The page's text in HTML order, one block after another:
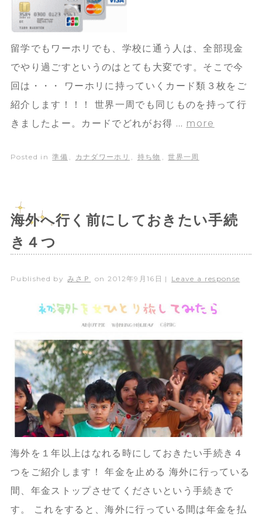
留学でもワーホリでも、学校に通う人は、全部現金
でやり過ごすというのはとても大変です。そこで今
回は・・・ ワーホリに持っていくカード類３枚をご
紹介します！！！ 世界一周でも同じものを持って行
きましたよー。カードでどれがお得 … more
Posted in 準備 カナダワーホリ 持ち物 世界一周
海外へ行く前にしておきたい手続
き４つ
Published by みさＰ on 2012年9月16日 | Leave a response
海外を１年以上はなれる時にしておきたい手続き４
つをご紹介します！ 年金を止める 海外に行っている
間、年金ストップさせてくださいという手続きで
す。 これをすると、海外に行っている間は年金を払